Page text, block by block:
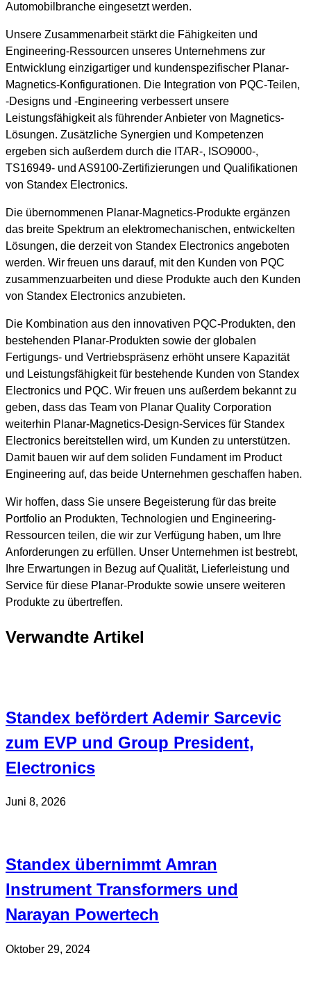
Automobilbranche eingesetzt werden.
Unsere Zusammenarbeit stärkt die Fähigkeiten und
Engineering-Ressourcen unseres Unternehmens zur
Entwicklung einzigartiger und kundenspezifischer Planar-
Magnetics-Konfigurationen. Die Integration von PQC-Teilen,
-Designs und -Engineering verbessert unsere
Leistungsfähigkeit als führender Anbieter von Magnetics-
Lösungen. Zusätzliche Synergien und Kompetenzen
ergeben sich außerdem durch die ITAR-, ISO9000-,
TS16949- und AS9100-Zertifizierungen und Qualifikationen
von Standex Electronics.
Die übernommenen Planar-Magnetics-Produkte ergänzen
das breite Spektrum an elektromechanischen, entwickelten
Lösungen, die derzeit von Standex Electronics angeboten
werden. Wir freuen uns darauf, mit den Kunden von PQC
zusammenzuarbeiten und diese Produkte auch den Kunden
von Standex Electronics anzubieten.
Die Kombination aus den innovativen PQC-Produkten, den
bestehenden Planar-Produkten sowie der globalen
Fertigungs- und Vertriebspräsenz erhöht unsere Kapazität
und Leistungsfähigkeit für bestehende Kunden von Standex
Electronics und PQC. Wir freuen uns außerdem bekannt zu
geben, dass das Team von Planar Quality Corporation
weiterhin Planar-Magnetics-Design-Services für Standex
Electronics bereitstellen wird, um Kunden zu unterstützen.
Damit bauen wir auf dem soliden Fundament im Product
Engineering auf, das beide Unternehmen geschaffen haben.
Wir hoffen, dass Sie unsere Begeisterung für das breite
Portfolio an Produkten, Technologien und Engineering-
Ressourcen teilen, die wir zur Verfügung haben, um Ihre
Anforderungen zu erfüllen. Unser Unternehmen ist bestrebt,
Ihre Erwartungen in Bezug auf Qualität, Lieferleistung und
Service für diese Planar-Produkte sowie unsere weiteren
Produkte zu übertreffen.
Verwandte Artikel
Standex befördert Ademir Sarcevic
zum EVP und Group President,
Electronics
Juni 8, 2026
Standex übernimmt Amran
Instrument Transformers und
Narayan Powertech
Oktober 29, 2024